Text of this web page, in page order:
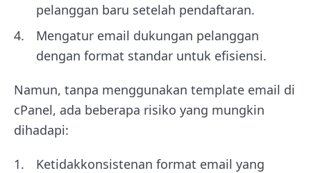
pelanggan baru setelah pendaftaran.
Mengatur email dukungan pelanggan
dengan format standar untuk efisiensi.
Namun, tanpa menggunakan template email di
cPanel, ada beberapa risiko yang mungkin
dihadapi:
Ketidakkonsistenan format email yang